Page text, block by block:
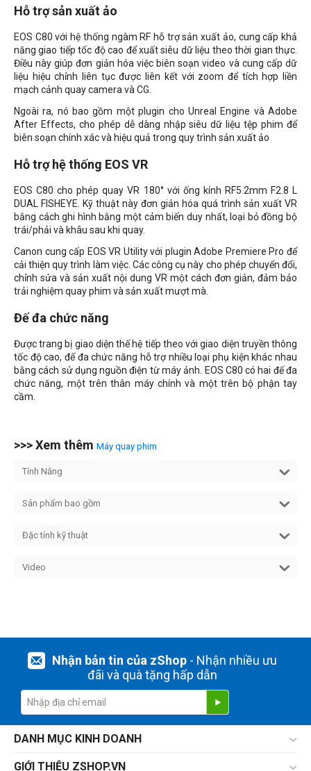
Hỗ trợ sản xuất ảo
EOS C80 với hệ thống ngàm RF hỗ trợ sản xuất ảo, cung cấp khả
năng giao tiếp tốc độ cao để xuất siêu dữ liệu theo thời gian thực.
Điều này giúp đơn giản hóa việc biên soạn video và cung cấp dữ
liệu hiệu chỉnh liên tục được liên kết với zoom để tích hợp liền
mạch cảnh quay camera và CG.
Ngoài ra, nó bao gồm một plugin cho Unreal Engine và Adobe
After Effects, cho phép dễ dàng nhập siêu dữ liệu tệp phim để
biên soạn chính xác và hiệu quả trong quy trình sản xuất ảo
Hỗ trợ hệ thống EOS VR
EOS C80 cho phép quay VR 180° với ống kính RF5.2mm F2.8 L
DUAL FISHEYE. Kỹ thuật này đơn giản hóa quá trình sản xuất VR
bằng cách ghi hình bằng một cảm biến duy nhất, loại bỏ đồng bộ
trái/phải và khâu sau khi quay.
Canon cung cấp EOS VR Utility với plugin Adobe Premiere Pro để
cải thiện quy trình làm việc. Các công cụ này cho phép chuyển đổi,
chỉnh sửa và sản xuất nội dung VR một cách đơn giản, đảm bảo
trải nghiệm quay phim và sản xuất mượt mà.
Đế đa chức năng
Được trang bị giao diện thế hệ tiếp theo với giao diện truyền thông
tốc độ cao, đế đa chức năng hỗ trợ nhiều loại phụ kiện khác nhau
bằng cách sử dụng nguồn điện từ máy ảnh. EOS C80 có hai đế đa
chức năng, một trên thân máy chính và một trên bộ phận tay
cầm.
>>> Xem thêm Máy quay phim
Tính Năng
Sản phẩm bao gồm
Đặc tính kỹ thuật
Video
Nhận bản tin của zShop- Nhận nhiều ưu
đãi và quà tặng hấp dẫn
DANH MỤC KINH DOANH
GIỚI THIỆU ZSHOP.VN